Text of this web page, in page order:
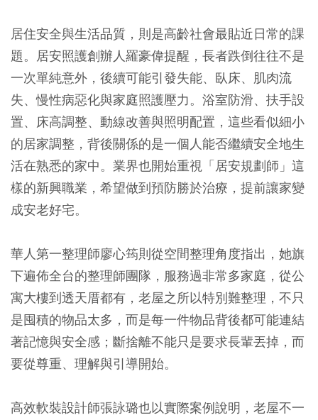
居住安全與生活品質，則是高齡社會最貼近日常的課
題。居安照護創辦人羅豪偉提醒，長者跌倒往往不是
一次單純意外，後續可能引發失能、臥床、肌肉流
失、慢性病惡化與家庭照護壓力。浴室防滑、扶手設
置、床高調整、動線改善與照明配置，這些看似細小
的居家調整，背後關係的是一個人能否繼續安全地生
活在熟悉的家中。業界也開始重視「居安規劃師」這
樣的新興職業，希望做到預防勝於治療，提前讓家變
成安老好宅。
華人第一整理師廖心筠則從空間整理角度指出，她旗
下遍佈全台的整理師團隊，服務過非常多家庭，從公
寓大樓到透天厝都有，老屋之所以特別難整理，不只
是囤積的物品太多，而是每一件物品背後都可能連結
著記憶與安全感；斷捨離不能只是要求長輩丟掉，而
要從尊重、理解與引導開始。
高效軟裝設計師張詠璐也以實際案例說明，老屋不一